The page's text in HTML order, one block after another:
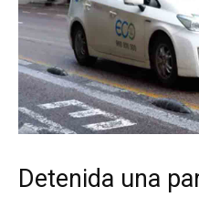
Detenida una